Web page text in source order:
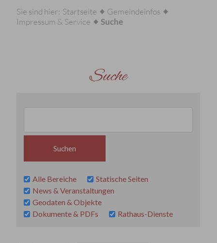
Sie sind hier: Startseite
Gemeindeinfos
Impressum & Service
Suche
Suche
Alle Bereiche
Statische Seiten
News & Veranstaltungen
Geodaten & Objekte
Dokumente & PDFs
Rathaus-Dienste